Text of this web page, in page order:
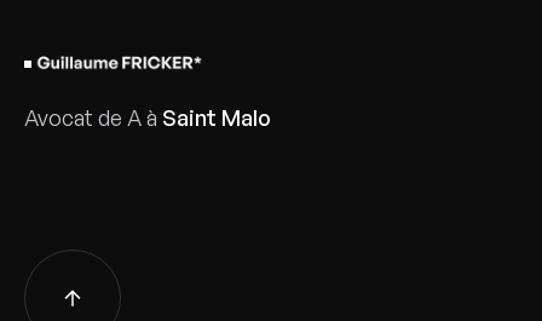
Avocat de A à Saint Malo